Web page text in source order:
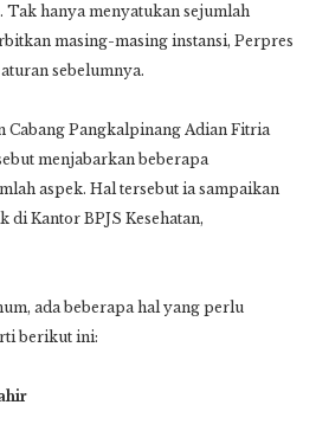
Tak hanya menyatukan sejumlah
masing-masing instansi, Perpres
sebelumnya.
Cabang Pangkalpinang Adian Fitria
menjabarkan beberapa
aspek. Hal tersebut ia sampaikan
di Kantor BPJS Kesehatan,
ada beberapa hal yang perlu
berikut ini: